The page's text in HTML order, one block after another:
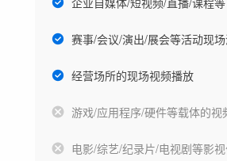
赛事/会议/演出/展会等活动现
经营场所的现场视频播放
游戏/应用程序/硬件等载体的视
电影/综艺/纪录片/电视剧等影